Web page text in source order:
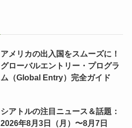
アメリカの出入国をスムーズに！
グローバルエントリー・プログラ
ム（Global Entry）完全ガイド
シアトルの注目ニュース＆話題：
2026年8月3日（月）〜8月7日